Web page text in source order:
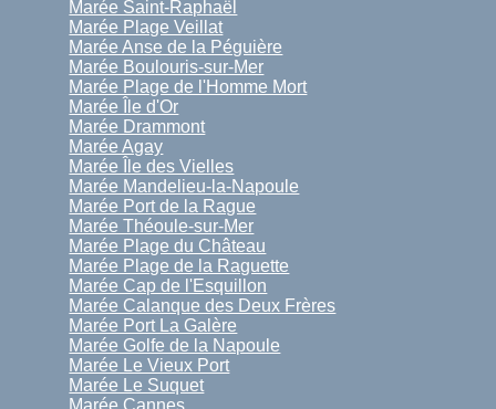
Marée Saint-Raphaël
Marée Plage Veillat
Marée Anse de la Péguière
Marée Boulouris-sur-Mer
Marée Plage de l'Homme Mort
Marée Île d'Or
Marée Drammont
Marée Agay
Marée Île des Vielles
Marée Mandelieu-la-Napoule
Marée Port de la Rague
Marée Théoule-sur-Mer
Marée Plage du Château
Marée Plage de la Raguette
Marée Cap de l'Esquillon
Marée Calanque des Deux Frères
Marée Port La Galère
Marée Golfe de la Napoule
Marée Le Vieux Port
Marée Le Suquet
Marée Cannes